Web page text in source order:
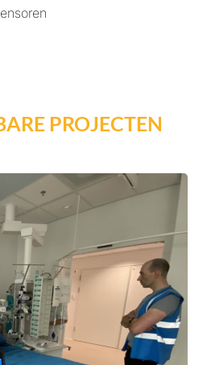
PROJECTEN